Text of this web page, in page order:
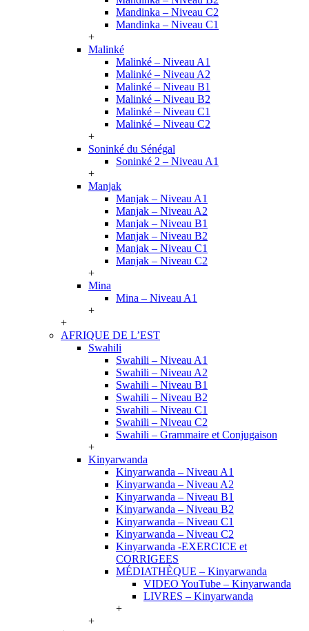
Mandinka – Niveau C2
Mandinka – Niveau C1
+
Malinké
Malinké – Niveau A1
Malinké – Niveau A2
Malinké – Niveau B1
Malinké – Niveau B2
Malinké – Niveau C1
Malinké – Niveau C2
+
Soninké du Sénégal
Soninké 2 – Niveau A1
+
Manjak
Manjak – Niveau A1
Manjak – Niveau A2
Manjak – Niveau B1
Manjak – Niveau B2
Manjak – Niveau C1
Manjak – Niveau C2
+
Mina
Mina – Niveau A1
+
+
AFRIQUE DE L’EST
Swahili
Swahili – Niveau A1
Swahili – Niveau A2
Swahili – Niveau B1
Swahili – Niveau B2
Swahili – Niveau C1
Swahili – Niveau C2
Swahili – Grammaire et Conjugaison
+
Kinyarwanda
Kinyarwanda – Niveau A1
Kinyarwanda – Niveau A2
Kinyarwanda – Niveau B1
Kinyarwanda – Niveau B2
Kinyarwanda – Niveau C1
Kinyarwanda – Niveau C2
Kinyarwanda -EXERCICE et
CORRIGEES
MÉDIATHÈQUE – Kinyarwanda
VIDEO YouTube – Kinyarwanda
LIVRES – Kinyarwanda
+
+